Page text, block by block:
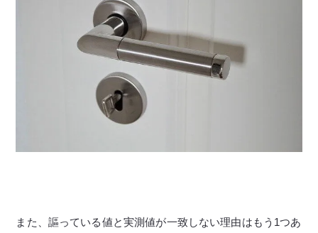
また、謳っている値と実測値が一致しない理由はもう1つあ